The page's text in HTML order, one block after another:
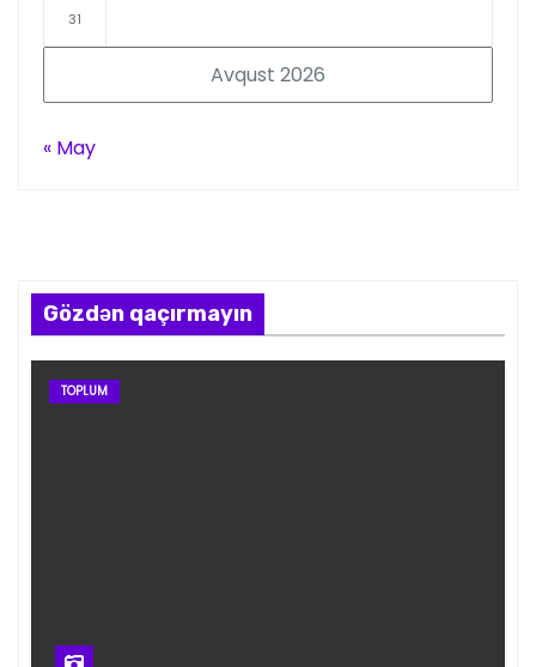
Avqust 2026
31
« May
Gözdən qaçırmayın
TOPLUM